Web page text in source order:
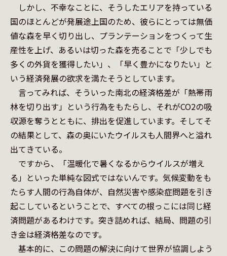
しかし、不幸なことに、そうしたエリアを持っている
国のほとんどが発展途上国のため、彼らにとっては無価
値な森を早く切り出し、プランテーションをつくって生
産性を上げ、あるいは切った森を売ることで「少しでも
多くの外貨を獲得したい」、「早く豊かになりたい」と
いう経済発展の欲求を満たそうとしています。
言ってみれば、そういった南北の経済格差が「熱帯雨
林を切り出す」という行為をもたらし、それがCO2の吸
収源を奪うとともに、排出を促進しています。そしてそ
の結果として、森の奥にいたウイルスも人間界へと溢れ
出てきている。
ですから、「温暖化で暑くなるからウイルスが増え
る」といった単純な図式ではないんです。気候変動をも
たらす人間の行為自体が、自然災害や感染症問題を引き
起こしているということで、すべての根っこには同じ経
済問題があるわけです。突き詰めれば、結局、問題の引
き金は経済格差なのです。
基本的に、この問題の解決に向けて世界が協調しよう